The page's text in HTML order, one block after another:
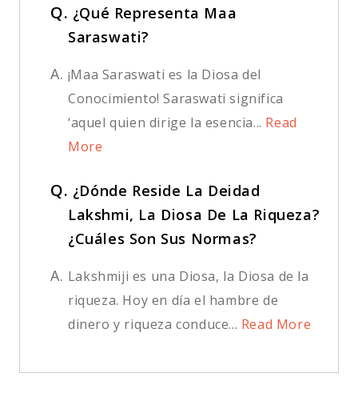
Q. ¿Qué Representa Maa
Saraswati?
A. ¡Maa Saraswati es la Diosa del
Conocimiento! Saraswati significa
‘aquel quien dirige la esencia... Read
More
Q. ¿Dónde Reside La Deidad
Lakshmi, La Diosa De La Riqueza?
¿Cuáles Son Sus Normas?
A. Lakshmiji es una Diosa, la Diosa de la
riqueza. Hoy en día el hambre de
dinero y riqueza conduce... Read More